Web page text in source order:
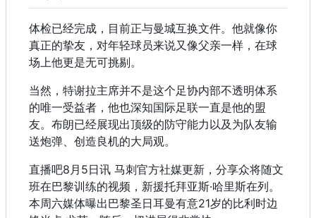
体检已经完成，目前正与曼城互换文件。他就像你
真正的挚友，对年轻球员来说又像父亲一样，在球
场上他更是无可挑剔。
当然，特谢拉主席并不是这个足协内部不透明体系
的唯一受益者，他也深知国际足联一直是他的盟
友。布朗已经展现出顶级的防守能力以及为队友输
送炮弹、创造良机的大局观。
直播吧8月5日讯 马刺官方社媒更新，分享众将随文
班在巴黎训练的视频，新援托拜亚斯·哈里斯在列。
本周六媒体曝出巴黎圣日耳曼有意21岁的比利时边